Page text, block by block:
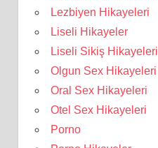
Lezbiyen Hikayeleri
Liseli Hikayeler
Liseli Sikiş Hikayeleri
Olgun Sex Hikayeleri
Oral Sex Hikayeleri
Otel Sex Hikayeleri
Porno